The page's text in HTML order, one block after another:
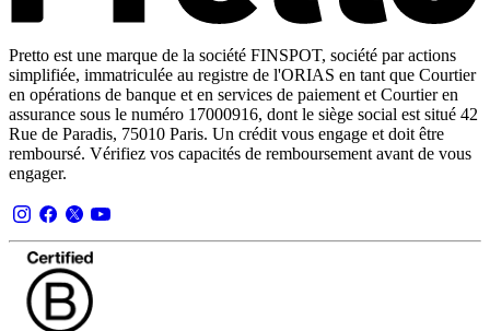
Pretto est une marque de la société FINSPOT, société par actions
simplifiée, immatriculée au registre de l'ORIAS en tant que Courtier
en opérations de banque et en services de paiement et Courtier en
assurance sous le numéro 17000916, dont le siège social est situé 42
Rue de Paradis, 75010 Paris. Un crédit vous engage et doit être
remboursé. Vérifiez vos capacités de remboursement avant de vous
engager.